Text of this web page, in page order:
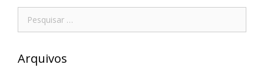
Arquivos